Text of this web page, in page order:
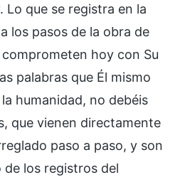
Lo que se registra en la
los pasos de la obra de
hoy con Su
palabras que Él mismo
humanidad, no debéis
que vienen directamente
paso a paso, y son
los registros del